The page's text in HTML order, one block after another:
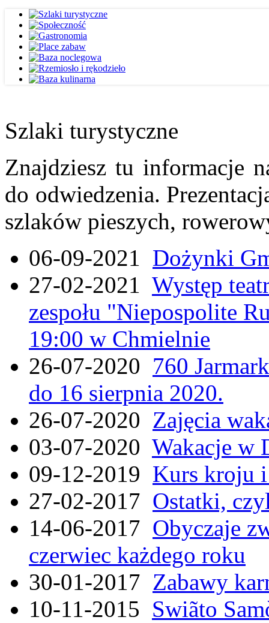
Szlaki turystyczne
Znajdziesz tu informacje
do odwiedzenia.
szlaków pieszych,
06-09-2021 Dożynki
27-02-2021 Występ
zespołu "Niepospolite
19:00 w Chmielnie
26-07-2020 760
do 16 sierpnia 2020.
26-07-2020 Zajęcia
03-07-2020 Wakacje w
09-12-2019 Kurs kroju i
27-02-2017 Ostatki,
14-06-2017 Obyczaje
czerwiec każdego roku
30-01-2017 Zabawy
10-11-2015 Swiãto